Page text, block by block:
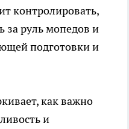
контролировать,
за руль мопедов и
подготовки и
как важно
и